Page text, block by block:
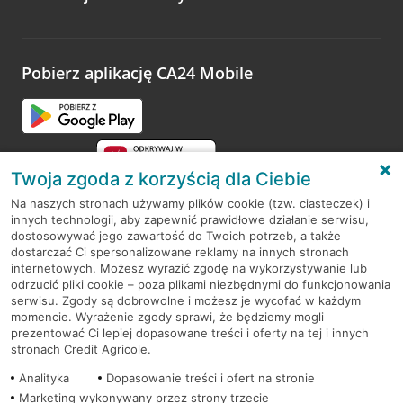
opinie.
Pobierz aplikację CA24 Mobile
RODO
Regulamin serwisu
Mapa serwisu
PolitykaCookies
Twoja zgoda z korzyścią dla Ciebie
Na naszych stronach używamy plików cookie (tzw. ciasteczek) i
innych technologii, aby zapewnić prawidłowe działanie serwisu,
dostosowywać jego zawartość do Twoich potrzeb, a także
dostarczać Ci spersonalizowane reklamy na innych stronach
internetowych. Możesz wyrazić zgodę na wykorzystywanie lub
odrzucić pliki cookie – poza plikami niezbędnymi do funkcjonowania
serwisu. Zgody są dobrowolne i możesz je wycofać w każdym
momencie. Wyrażenie zgody sprawi, że będziemy mogli
prezentować Ci lepiej dopasowane treści i oferty na tej i innych
stronach Credit Agricole.
Analityka
Dopasowanie treści i ofert na stronie
Marketing wykonywany przez strony trzecie